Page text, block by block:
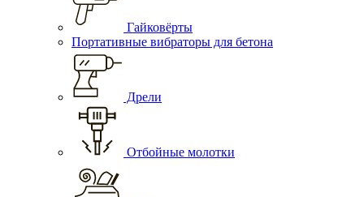
Гайковёрты
Портативные вибраторы для бетона
Дрели
Отбойные молотки